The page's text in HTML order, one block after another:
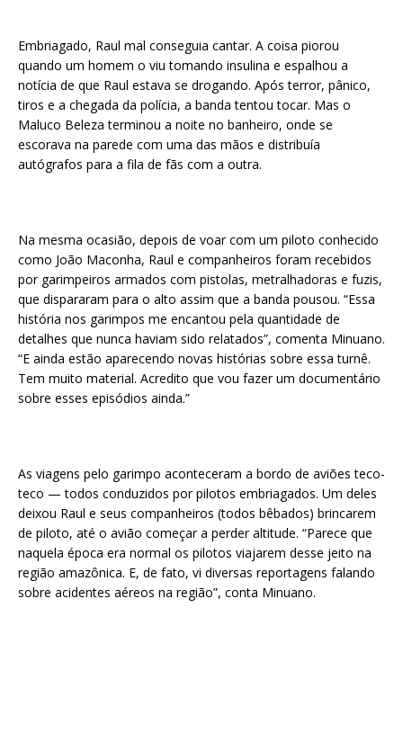
Embriagado, Raul mal conseguia cantar. A coisa piorou
quando um homem o viu tomando insulina e espalhou a
notícia de que Raul estava se drogando. Após terror, pânico,
tiros e a chegada da polícia, a banda tentou tocar. Mas o
Maluco Beleza terminou a noite no banheiro, onde se
escorava na parede com uma das mãos e distribuía
autógrafos para a fila de fãs com a outra.
Na mesma ocasião, depois de voar com um piloto conhecido
como João Maconha, Raul e companheiros foram recebidos
por garimpeiros armados com pistolas, metralhadoras e fuzis,
que dispararam para o alto assim que a banda pousou. “Essa
história nos garimpos me encantou pela quantidade de
detalhes que nunca haviam sido relatados”, comenta Minuano.
“E ainda estão aparecendo novas histórias sobre essa turnê.
Tem muito material. Acredito que vou fazer um documentário
sobre esses episódios ainda.”
As viagens pelo garimpo aconteceram a bordo de aviões teco-
teco — todos conduzidos por pilotos embriagados. Um deles
deixou Raul e seus companheiros (todos bêbados) brincarem
de piloto, até o avião começar a perder altitude. “Parece que
naquela época era normal os pilotos viajarem desse jeito na
região amazônica. E, de fato, vi diversas reportagens falando
sobre acidentes aéreos na região”, conta Minuano.